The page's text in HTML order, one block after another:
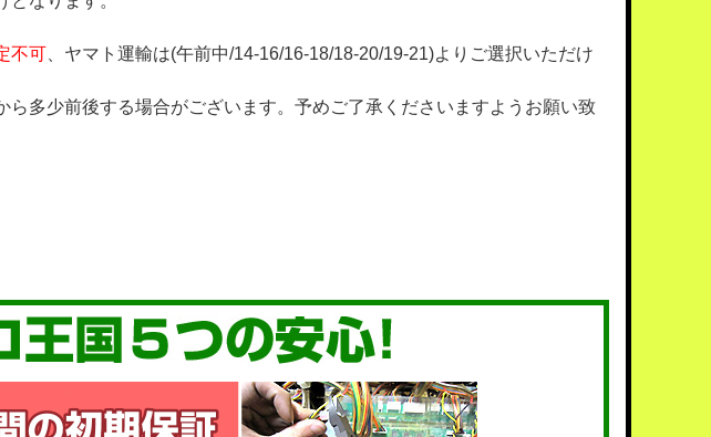
不可 、ヤマト運輸は(午前中/14-16/16-18/18-20/19-21)よりご選択いただけ
多少前後する場合がございます。予めご了承くださいますようお願い致